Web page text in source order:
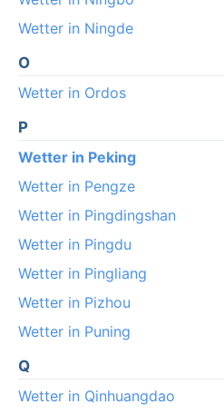
Wetter in Ningde
O
Wetter in Ordos
P
Wetter in Peking
Wetter in Pengze
Wetter in Pingdingshan
Wetter in Pingdu
Wetter in Pingliang
Wetter in Pizhou
Wetter in Puning
Q
Wetter in Qinhuangdao